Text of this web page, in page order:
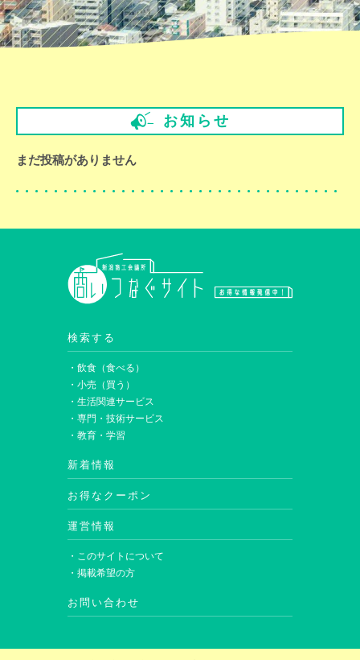
お知らせ
まだ投稿がありません
検索する
・飲食（食べる）
・小売（買う）
・生活関連サービス
・専門・技術サービス
・教育・学習
新着情報
お得なクーポン
運営情報
・このサイトについて
・掲載希望の方
お問い合わせ